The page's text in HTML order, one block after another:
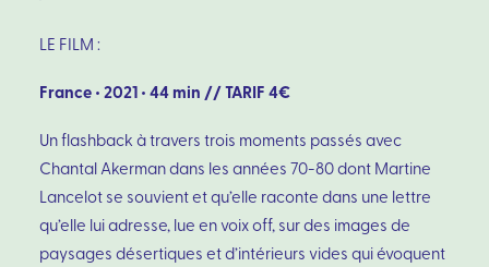
LE FILM :
France • 2021•44 min //TARIF 4€
Un flashback à travers trois moments passés avec
Chantal Akerman dans les années 70-80 dont Martine
Lancelot se souvient et qu’elle raconte dans une lettre
qu’elle lui adresse, lue en voix off, sur des images de
paysages désertiques et d’intérieurs vides qui évoquent